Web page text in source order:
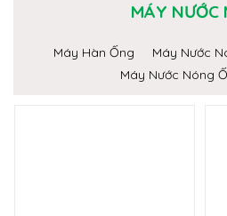
MÁY NƯỚC
Máy Hàn Ống
Máy Nước
Máy Nước Nóng